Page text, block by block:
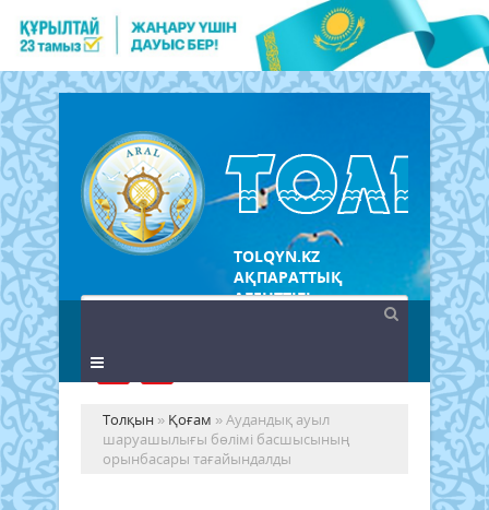
TOLQYN.KZ
АҚПАРАТТЫҚ
АГЕНТТІГІ
Толқын » Қоғам » Аудандық ауыл
шаруашылығы бөлімі басшысының
орынбасары тағайындалды